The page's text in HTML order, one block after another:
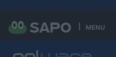
MENU